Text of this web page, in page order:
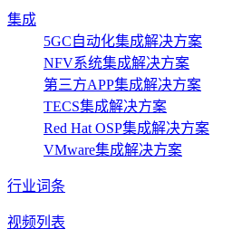
集成
5GC自动化集成解决方案
NFV系统集成解决方案
第三方APP集成解决方案
TECS集成解决方案
Red Hat OSP集成解决方案
VMware集成解决方案
行业词条
视频列表